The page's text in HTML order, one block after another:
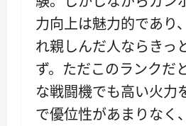
力向上は魅力的であり
れ親しんだ人ならきっ
ず。ただこのランクだ
な戦闘機でも高い火力
で優位性があまりなく